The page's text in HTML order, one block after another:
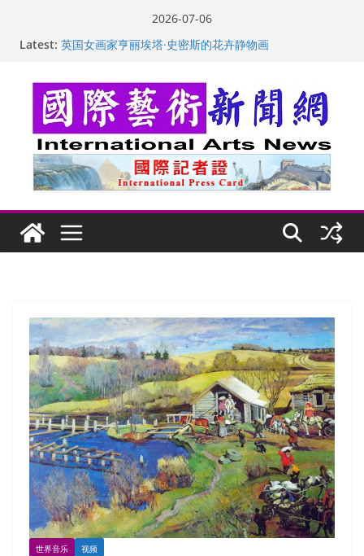
2026-07-06
Latest: 英国女画家亨丽埃塔·史密斯的花卉静物画
玛丽安娜·卡拉切娃的绘画：幽默和难以言喻的快乐
苏方 ：“字”得其乐
“梵心”归处：一场展览 连着攀枝花的千里乡愁
世界音乐 视频